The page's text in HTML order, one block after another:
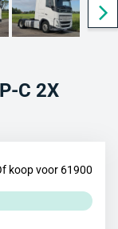
C 2X
koop voor 61900